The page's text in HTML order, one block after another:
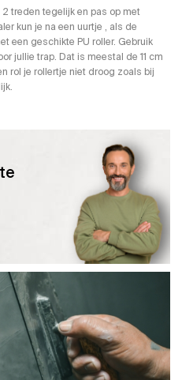
treden tegelijk en pas op met
kun je na een uurtje , als de
een geschikte PU roller. Gebruik
jullie trap. Dat is meestal de 11 cm
rol je rollertje niet droog zoals bij